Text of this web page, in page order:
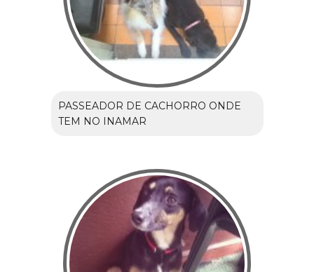
PASSEADOR DE CACHORRO ONDE
TEM NO INAMAR